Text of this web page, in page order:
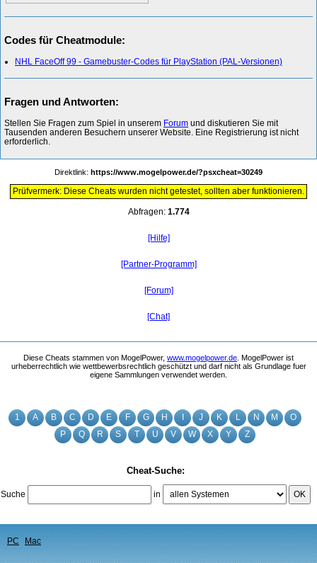
1 A B C D E F G H J K L N M
O
P
Q R S T U V W X Y Z
Cheat-Suche:
Suche in OK
PC Mac
Codes für Cheatmodule:
NHL FaceOff 99 - Gamebuster-Codes für PlayStation (PAL-Versionen)
Fragen und Antworten:
Stellen Sie Fragen zum Spiel in unserem Forum und diskutieren Sie mit
Tausenden anderen Besuchern unserer Website. Eine Registrierung ist nicht
erforderlich.
Direktlink: https://www.mogelpower.de/?psxcheat=30249
Prüfvermerk: Diese Cheats wurden nicht getestet, sollten aber funktionieren.
Abfragen: 1.774
[Hilfe]
[Partner-Programm]
[Forum]
[Chat]
Diese Cheats stammen von MogelPower, www.mogelpower.de . MogelPower ist
urheberrechtlich wie wettbewerbsrechtlich geschützt und darf nicht als Grundlage fuer
eigene Sammlungen verwendet werden.